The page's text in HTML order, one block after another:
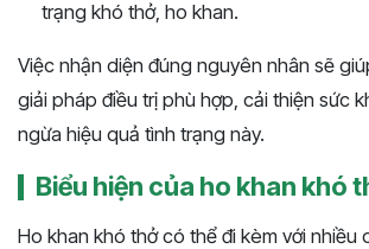
trạng khó thở, ho khan.
Việc nhận diện đúng nguyên nhân sẽ
giải pháp điều trị phù hợp, cải thiện sức
ngừa hiệu quả tình trạng này.
Biểu hiện của ho khan khó
Ho khan khó thở có thể đi kèm với nhiều